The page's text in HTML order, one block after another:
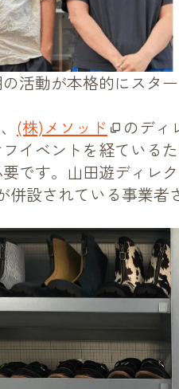
活動が本格的にスタ
(株)メソッド
のディ
イベントを経ている
です。山田遊ディレ
設されている事業